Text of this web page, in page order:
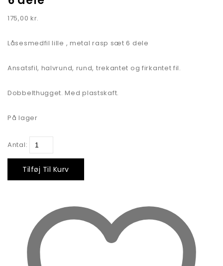
175,00 kr.
Låsesmedfil lille , metal rasp sæt 6 dele
Ansatsfil, halvrund, rund, trekantet og firkantet fil.
Dobbelthugget. Med plastskaft.
På lager
Antal:
Tilføj Til Kurv